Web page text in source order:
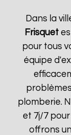
Dans la
Frisquet
pour tous
équipe
plomberie.
et 7j/7
offrons